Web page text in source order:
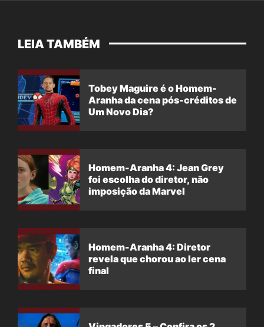
LEIA TAMBÉM
Tobey Maguire é o Homem-
Aranha da cena pós-créditos de
Um Novo Dia?
Homem-Aranha 4: Jean Grey
foi escolha do diretor, não
imposição da Marvel
Homem-Aranha 4: Diretor
revela que chorou ao ler cena
final